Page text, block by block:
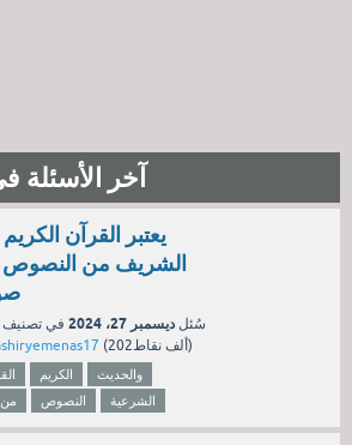
آخر الأسئلة
يعتبر القرآن
الشريف من النصوص
سُئل ديسمبر 27، 2024 في تصنيف
( 202ألف نقاط)
الكريم
والحديث
من النصوص الشرعية